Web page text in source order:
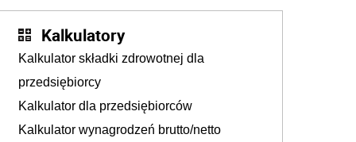
Kalkulatory
Kalkulator składki zdrowotnej dla
przedsiębiorcy
Kalkulator dla przedsiębiorców
Kalkulator wynagrodzeń brutto/netto